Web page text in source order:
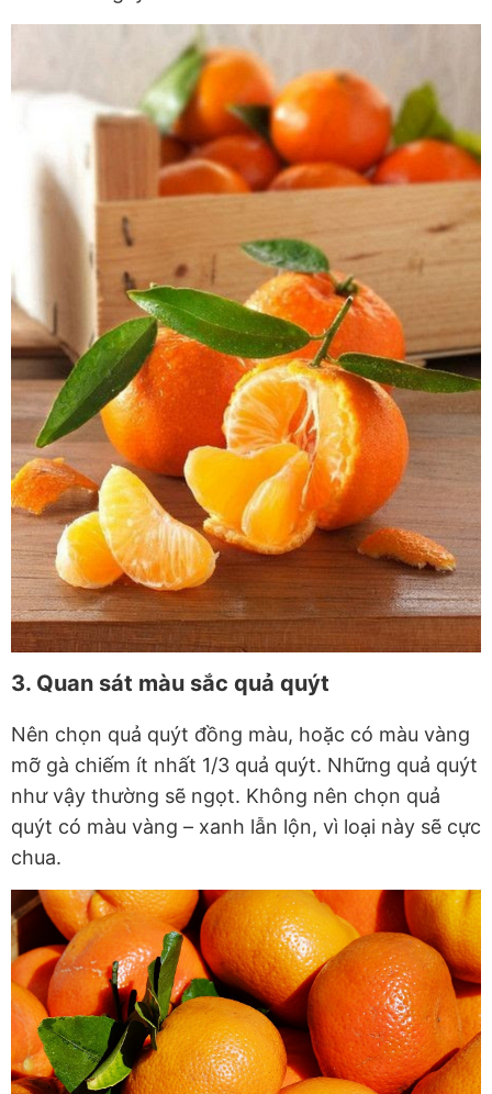
3. Quan sát màu sắc quả quýt
Nên chọn quả quýt đồng màu, hoặc có màu vàng
mỡ gà chiếm ít nhất 1/3 quả quýt. Những quả quýt
như vậy thường sẽ ngọt. Không nên chọn quả
quýt có màu vàng – xanh lẫn lộn, vì loại này sẽ cực
chua.